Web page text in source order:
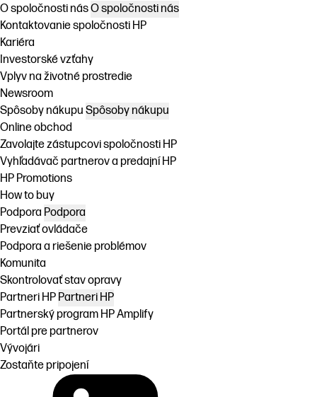
O spoločnosti násO spoločnosti nás
Kontaktovanie spoločnosti HP
Kariéra
Investorské vzťahy
Vplyv na životné prostredie
Newsroom
Spôsoby nákupu Spôsoby nákupu
Online obchod
Zavolajte zástupcovi spoločnosti HP
Vyhľadávač partnerov a predajní HP
HP Promotions
How to buy
Podpora Podpora
Prevziať ovládače
Podpora a riešenie problémov
Komunita
Skontrolovať stav opravy
Partneri HP Partneri HP
Partnerský program HP Amplify
Portál pre partnerov
Vývojári
Zostaňte pripojení